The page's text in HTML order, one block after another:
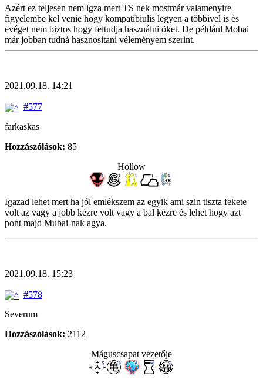
Azért ez teljesen nem igza mert TS nek mostmár valamenyire
figyelembe kel venie hogy kompatibiulis legyen a többivel is és
evéget nem biztos hogy feltudja használni öket. De például Mobai
már jobban tudná hasznositani véleményem szerint.
2021.09.18. 14:21
#577
farkaskas
Hozzászólások: 85
Hollow
Igazad lehet mert ha jól emlékszem az egyik ami szin tiszta fekete
volt az vagy a jobb kézre volt vagy a bal kézre és lehet hogy azt
pont majd Mubai-nak agya.
2021.09.18. 15:23
#578
Severum
Hozzászólások: 2112
Máguscsapat vezetője